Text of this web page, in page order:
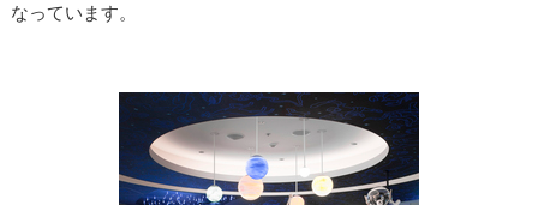
なっています。